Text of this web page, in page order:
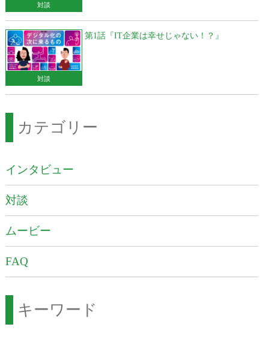
対談
対談
第1話『IT企業は幸せじゃない！？』
カテゴリー
インタビュー
対談
ムービー
FAQ
キーワード